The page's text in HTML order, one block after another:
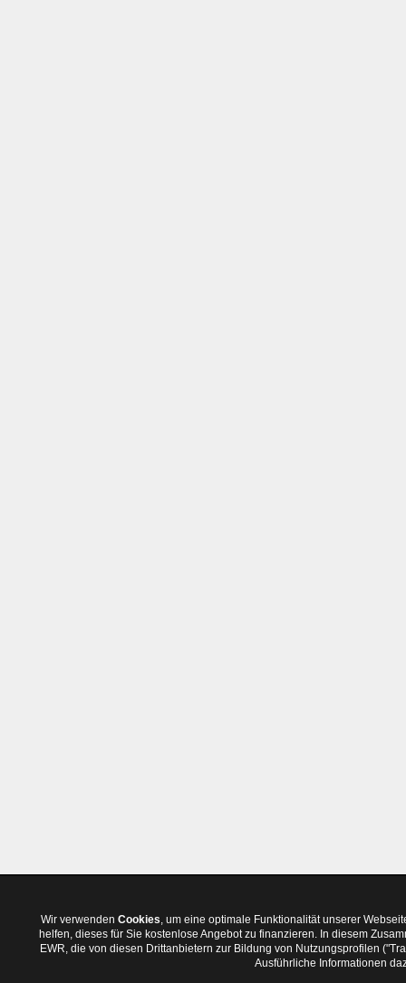
Wir verwenden Cookies, um eine optimale Funktionalität unserer
helfen, dieses für Sie kostenlose Angebot zu finanzieren. In diesem
EWR, die von diesen Drittanbietern zur Bildung von Nutzungsprofilen
Ausführliche Informationen